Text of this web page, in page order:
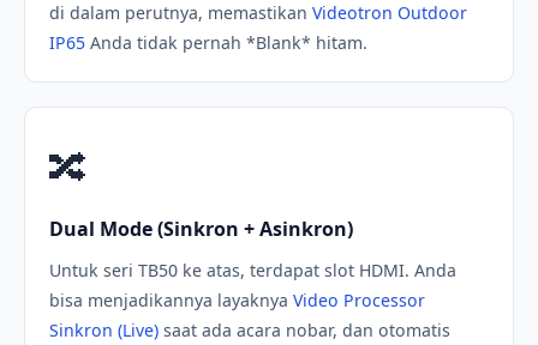
di dalam perutnya, memastikan Videotron Outdoor
IP65 Anda tidak pernah *Blank* hitam.
🔀
Dual Mode (Sinkron + Asinkron)
Untuk seri TB50 ke atas, terdapat slot HDMI. Anda
bisa menjadikannya layaknya Video Processor
Sinkron (Live) saat ada acara nobar, dan otomatis